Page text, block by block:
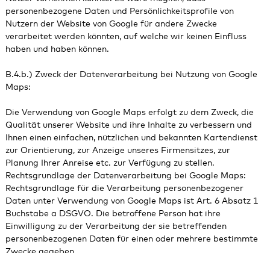
personenbezogene Daten und Persönlichkeitsprofile von
Nutzern der Website von Google für andere Zwecke
verarbeitet werden könnten, auf welche wir keinen Einfluss
haben und haben können.
B.4.b.) Zweck der Datenverarbeitung bei Nutzung von Google
Maps:
Die Verwendung von Google Maps erfolgt zu dem Zweck, die
Qualität unserer Website und ihre Inhalte zu verbessern und
Ihnen einen einfachen, nützlichen und bekannten Kartendienst
zur Orientierung, zur Anzeige unseres Firmensitzes, zur
Planung Ihrer Anreise etc. zur Verfügung zu stellen.
Rechtsgrundlage der Datenverarbeitung bei Google Maps:
Rechtsgrundlage für die Verarbeitung personenbezogener
Daten unter Verwendung von Google Maps ist Art. 6 Absatz 1
Buchstabe a DSGVO. Die betroffene Person hat ihre
Einwilligung zu der Verarbeitung der sie betreffenden
personenbezogenen Daten für einen oder mehrere bestimmte